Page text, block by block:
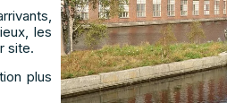
les
site.
plus